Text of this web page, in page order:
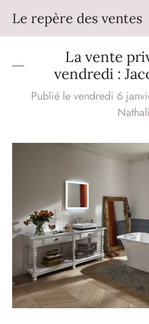
contenu
Le repère des ventes
La vente
vendredi :
Publié le vendredi 6